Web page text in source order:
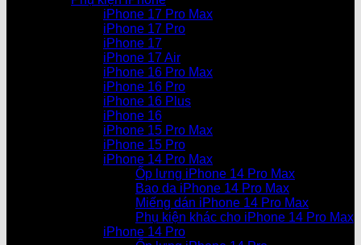
iPhone 17 Pro Max
iPhone 17 Pro
iPhone 17
iPhone 17 Air
iPhone 16 Pro Max
iPhone 16 Pro
iPhone 16 Plus
iPhone 16
iPhone 15 Pro Max
iPhone 15 Pro
iPhone 14 Pro Max
Ốp lưng iPhone 14 Pro Max
Bao da iPhone 14 Pro Max
Miếng dán iPhone 14 Pro Max
Phụ kiện khác cho iPhone 14 Pro Max
iPhone 14 Pro